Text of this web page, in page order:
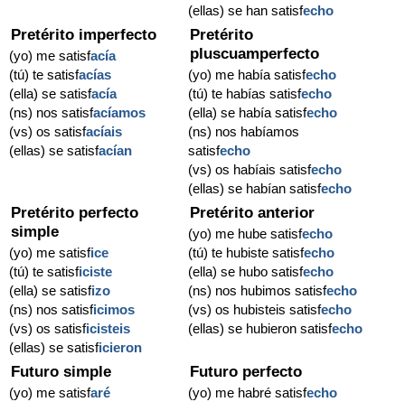
(ellas) se han satisfecho
Pretérito imperfecto
(yo) me satisfacía
(tú) te satisfacías
(ella) se satisfacía
(ns) nos satisfacíamos
(vs) os satisfacíais
(ellas) se satisfacían
Pretérito
pluscuamperfecto
(yo) me había satisfecho
(tú) te habías satisfecho
(ella) se había satisfecho
(ns) nos habíamos
satisfecho
(vs) os habíais satisfecho
(ellas) se habían satisfecho
Pretérito perfecto
simple
(yo) me satisfice
(tú) te satisficiste
(ella) se satisfizo
(ns) nos satisficimos
(vs) os satisficisteis
(ellas) se satisficieron
Pretérito anterior
(yo) me hube satisfecho
(tú) te hubiste satisfecho
(ella) se hubo satisfecho
(ns) nos hubimos satisfecho
(vs) os hubisteis satisfecho
(ellas) se hubieron satisfecho
Futuro simple
(yo) me satisfaré
Futuro perfecto
(yo) me habré satisfecho